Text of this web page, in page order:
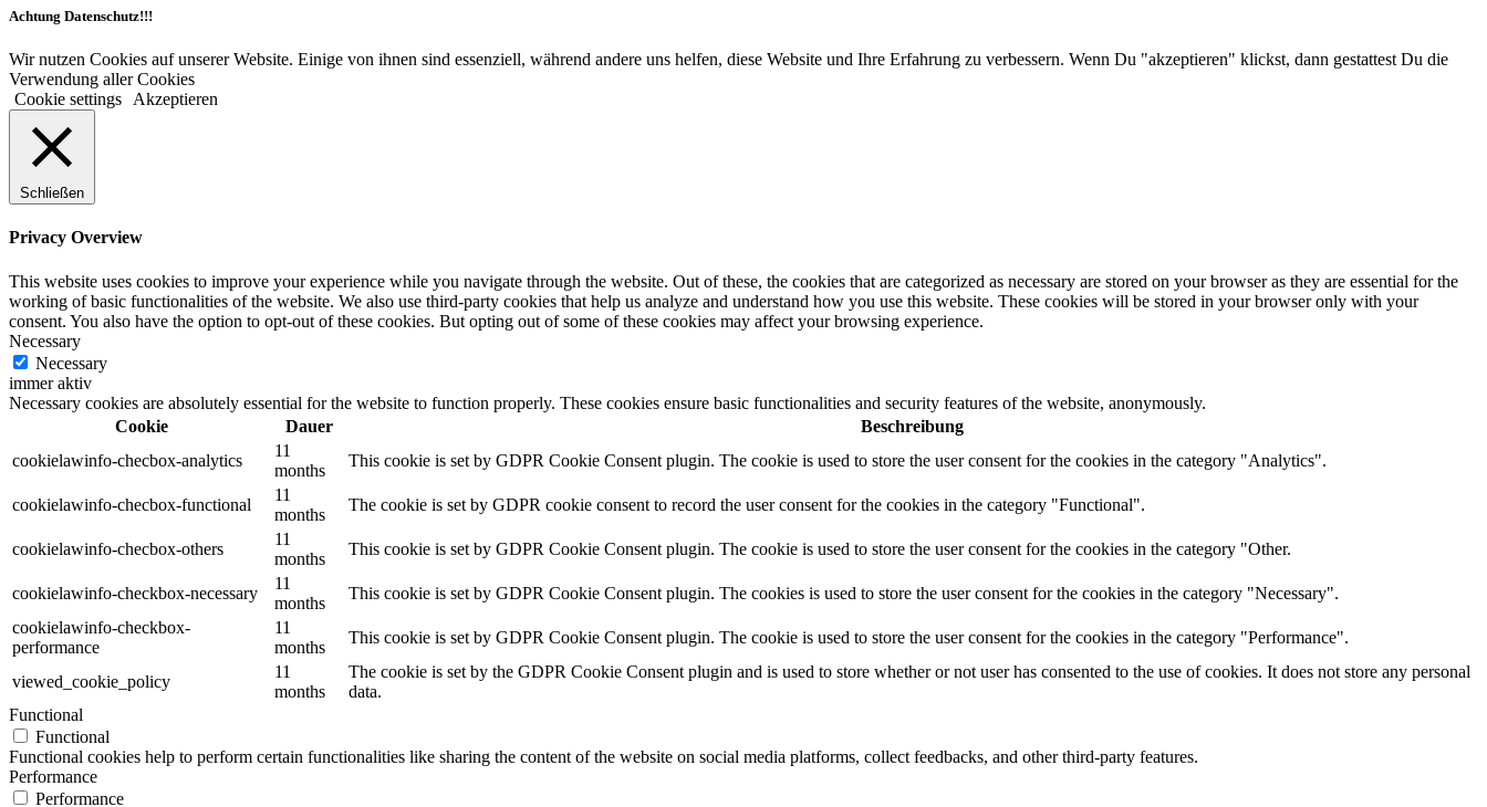
Achtung Datenschutz!!!
Wir nutzen Cookies auf unserer Website. Einige von ihnen sind essenziell, während andere uns helfen, diese Website und Ihre Erfahrung zu verbessern. Wenn Du "akzeptieren" klickst, dann gestattest Du die
Verwendung aller Cookies
Cookie settings
Akzeptieren
Schließen
Privacy Overview
This website uses cookies to improve your experience while you navigate through the website. Out of these, the cookies that are categorized as necessary are stored on your browser as they are essential for the
working of basic functionalities of the website. We also use third-party cookies that help us analyze and understand how you use this website. These cookies will be stored in your browser only with your
consent. You also have the option to opt-out of these cookies. But opting out of some of these cookies may affect your browsing experience.
Necessary
Necessary
immer aktiv
Necessary cookies are absolutely essential for the website to function properly. These cookies ensure basic functionalities and security features of the website, anonymously.
Cookie
Dauer
Beschreibung
cookielawinfo-checbox-analytics
11
months
This cookie is set by GDPR Cookie Consent plugin. The cookie is used to store the user consent for the cookies in the category "Analytics".
cookielawinfo-checbox-functional
11
months
The cookie is set by GDPR cookie consent to record the user consent for the cookies in the category "Functional".
cookielawinfo-checbox-others
11
months
This cookie is set by GDPR Cookie Consent plugin. The cookie is used to store the user consent for the cookies in the category "Other.
cookielawinfo-checkbox-necessary
11
months
This cookie is set by GDPR Cookie Consent plugin. The cookies is used to store the user consent for the cookies in the category "Necessary".
cookielawinfo-checkbox-
performance
11
months
This cookie is set by GDPR Cookie Consent plugin. The cookie is used to store the user consent for the cookies in the category "Performance".
viewed_cookie_policy
11
months
The cookie is set by the GDPR Cookie Consent plugin and is used to store whether or not user has consented to the use of cookies. It does not store any personal
data.
Functional
Functional
Functional cookies help to perform certain functionalities like sharing the content of the website on social media platforms, collect feedbacks, and other third-party features.
Performance
Performance